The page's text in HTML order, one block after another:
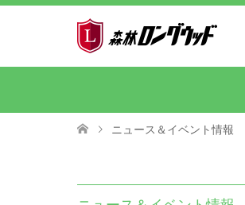
ニュース＆イベント情報